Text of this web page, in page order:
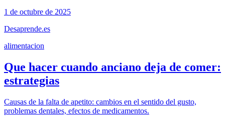
1 de octubre de 2025
Desaprende.es
alimentacion
Que hacer cuando anciano deja de comer:
estrategias
Causas de la falta de apetito: cambios en el sentido del gusto,
problemas dentales, efectos de medicamentos.